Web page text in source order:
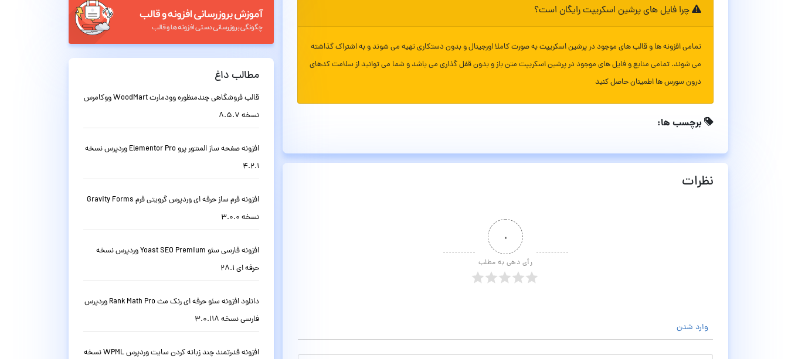
چرا فایل های پرشین اسکریپت رایگان است؟
تمامی افزونه ها و قالب های موجود در پرشین اسکریپت به صورت کاملا اورجینال و بدون دستکاری تهیه می شوند و به اشتراک گذاشته
می شوند. تمامی منابع و فایل های موجود در پرشین اسکریپت متن باز و بدون قفل گذاری می باشد و شما می توانید از سلامت کدهای
درون سورس ها اطمینان حاصل کنید
برچسب ها:
نظرات
۰
رأی دهی به مطلب
وارد شدن
مطالب داغ
قالب فروشگاهی چندمنظوره وودمارت WoodMart ووکامرس
نسخه 8.5.7
افزونه صفحه ساز المنتور پرو Elementor Pro وردپرس نسخه
4.2.1
افزونه فرم ساز حرفه ای وردپرس گرویتی فرم Gravity Forms
نسخه 3.0.0
افزونه فارسی سئو Yoast SEO Premium وردپرس نسخه
حرفه ای 28.1
دانلود افزونه سئو حرفه ای رنک مث Rank Math Pro وردپرس
فارسی نسخه 3.0.118
افزونه قدرتمند چند زبانه کردن سایت وردپرس WPML نسخه